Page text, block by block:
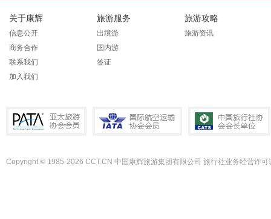
关于康辉
信息公开
商务合作
联系我们
加入我们
旅游服务
出境游
国内游
签证
旅游攻略
旅游资讯
Copyright © 1985-2026 CCT.CN 中国康辉旅游集团有限公司 旅行社业务经营许